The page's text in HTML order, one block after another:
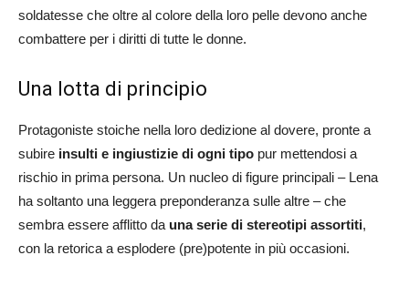
soldatesse che oltre al colore della loro pelle devono anche
combattere per i diritti di tutte le donne.
Una lotta di principio
Protagoniste stoiche nella loro dedizione al dovere, pronte a
subire insulti e ingiustizie di ogni tipo pur mettendosi a
rischio in prima persona. Un nucleo di figure principali – Lena
ha soltanto una leggera preponderanza sulle altre – che
sembra essere afflitto da una serie di stereotipi assortiti,
con la retorica a esplodere (pre)potente in più occasioni.